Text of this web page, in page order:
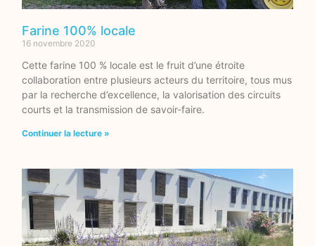
Farine 100% locale
16 novembre 2020
Cette farine 100 % locale est le fruit d’une étroite
collaboration entre plusieurs acteurs du territoire, tous mus
par la recherche d’excellence, la valorisation des circuits
courts et la transmission de savoir-faire.
Continuer la lecture »